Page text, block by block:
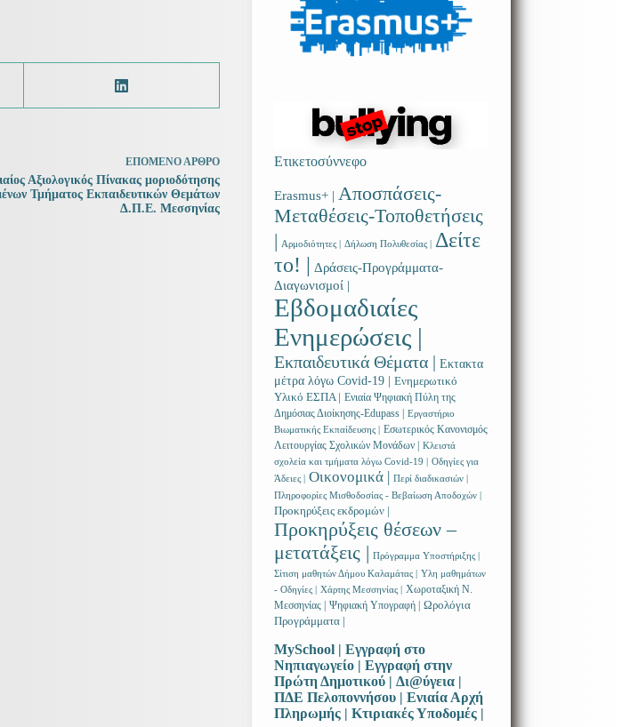
ΕΠΌΜΕΝΟΆΡΘΡΟ
Αξιολογικός Πίνακας μοριοδότησης
Τμήματος Εκπαιδευτικών Θεμάτων
Δ.Π.Ε. Μεσσηνίας
Ετικετοσύννεφο
Erasmus+ | Αποσπάσεις-
Μεταθέσεις-Τοποθετήσεις
| Αρμοδιότητες | Δήλωση Πολυθεσίας |
Δείτε
το! | Δράσεις-Προγράμματα-
Διαγωνισμοί |
Εβδομαδιαίες
Ενημερώσεις |
Εκπαιδευτικά Θέματα | Εκτακτα
μέτρα λόγω Covid-19 | Ενημερωτικό
Υλικό ΕΣΠΑ | Ενιαία Ψηφιακή Πύλη της
Δημόσιας Διοίκησης-Edupass |
Εργαστήριο
Βιωματικής Εκπαίδευσης |
Εσωτερικός Κανονισμός
Λειτουργίας Σχολικών Μονάδων |
Κλειστά
σχολεία και τμήματα λόγω Covid-19 |
Οδηγίες για
Άδειες |
Οικονομικά | Περί διαδικασιών |
Πληροφορίες Μισθοδοσίας - Βεβαίωση Αποδοχών |
Προκηρύξεις εκδρομών |
Προκηρύξεις θέσεων –
μετατάξεις | Πρόγραμμα Υποστήριξης |
Σίτιση μαθητών Δήμου Καλαμάτας |
Υλη μαθημάτων
- Οδηγίες |
Χάρτης Μεσσηνίας |
Χωροταξική Ν.
Μεσσηνίας |
Ψηφιακή Υπογραφή |
Ωρολόγια
Προγράμματα |
MySchool | Εγγραφή στο
Νηπιαγωγείο | Εγγραφή στην
Πρώτη Δημοτικού | Δι@ύγεια |
ΠΔΕ Πελοποννήσου | Ενιαία Αρχή
Πληρωμής | Κτιριακές Υποδομές |